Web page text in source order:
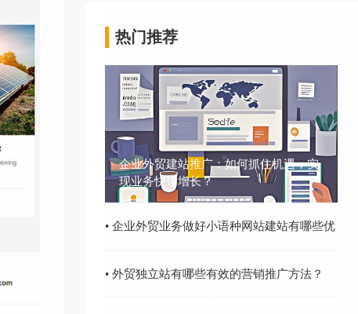
热门推荐
企业外贸建站推广：如何抓住机遇，实
现业务快速增长？
• 企业外贸业务做好小语种网站建站有哪些优
势？
• 外贸独立站有哪些有效的营销推广方法？